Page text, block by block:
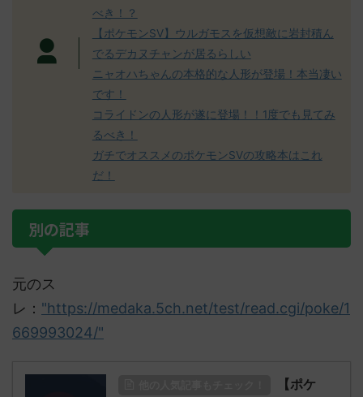
べき！？
【ポケモンSV】ウルガモスを仮想敵に岩封積ん
でるデカヌチャンが居るらしい
ニャオハちゃんの本格的な人形が登場！本当凄い
です！
コライドンの人形が遂に登場！！1度でも見てみ
るべき！
ガチでオススメのポケモンSVの攻略本はこれ
だ！
別の記事
元のス
レ： "https://medaka.5ch.net/test/read.cgi/poke/1
669993024/"
【ポケ